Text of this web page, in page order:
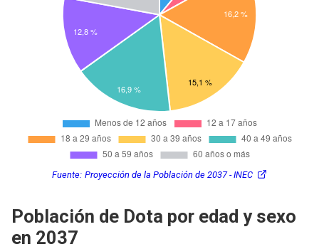
Fuente: Proyección de la Población de 2037 - INEC
Población de Dota por edad y sexo
en 2037